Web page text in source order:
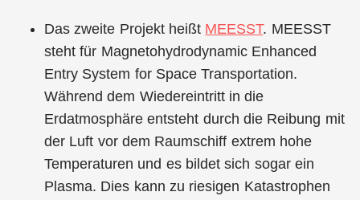
Das zweite Projekt heißt MEESST. MEESST
steht für Magnetohydrodynamic Enhanced
Entry System for Space Transportation.
Während dem Wiedereintritt in die
Erdatmosphäre entsteht durch die Reibung mit
der Luft vor dem Raumschiff extrem hohe
Temperaturen und es bildet sich sogar ein
Plasma. Dies kann zu riesigen Katastrophen